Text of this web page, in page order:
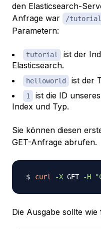
den Elasticsearch-
Anfrage war
/
Parametern:
tutorial
ist der
Elasticsearch.
helloworld ist der
1
ist die ID
Index und Typ.
Sie können diesen
GET-Anfrage abrufen.
curl -X GET -H
Die Ausgabe sollte wie